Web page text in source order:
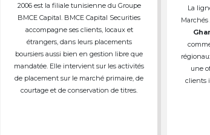
2006 est la filiale tunisienne du Groupe
BMCE Capital. BMCE Capital Securities
accompagne ses clients, locaux et
étrangers, dans leurs placements
boursiers aussi bien en gestion libre que
mandatée. Elle intervient sur les activités
de placement sur le marché primaire, de
courtage et de conservation de titres.
La
une
clients